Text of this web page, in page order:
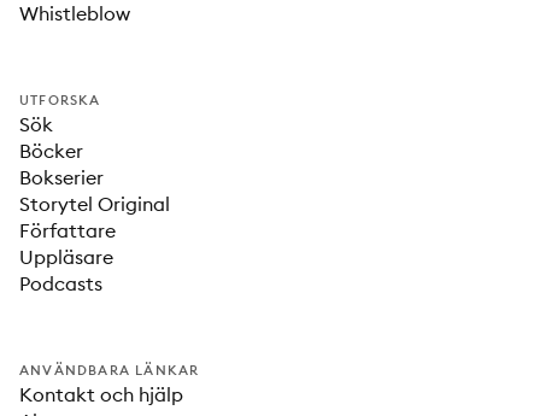
Whistleblow
UTFORSKA
Sök
Böcker
Bokserier
Storytel Original
Författare
Uppläsare
Podcasts
ANVÄNDBARA LÄNKAR
Kontakt och hjälp